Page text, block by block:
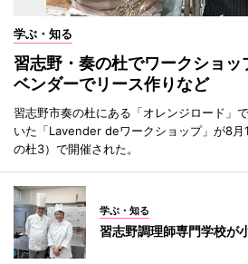
学ぶ・知る
習志野・奏の杜でワークショ
ベンダーでリース作りなど
習志野市奏の杜にある「オレンジロード」
いた「Lavender deワークショップ」が8月
の杜3）で開催された。
学ぶ・知る
習志野調理師専門学校が